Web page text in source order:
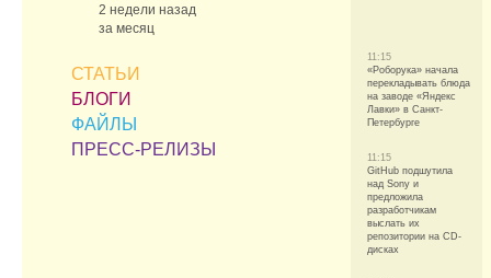
2 недели назад
за месяц
СТАТЬИ
БЛОГИ
ФАЙЛЫ
ПРЕСС-РЕЛИЗЫ
11:15
«Роборука» начала
перекладывать блюда
на заводе «Яндекс
Лавки» в Санкт-
Петербурге
11:15
GitHub подшутила
над Sony и
предложила
разработчикам
выслать их
репозитории на CD-
дисках